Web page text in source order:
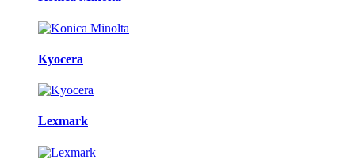
Kyocera
Lexmark